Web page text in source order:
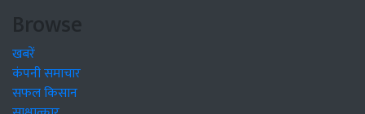
Browse
खबरें
कंपनी समाचार
सफल किसान